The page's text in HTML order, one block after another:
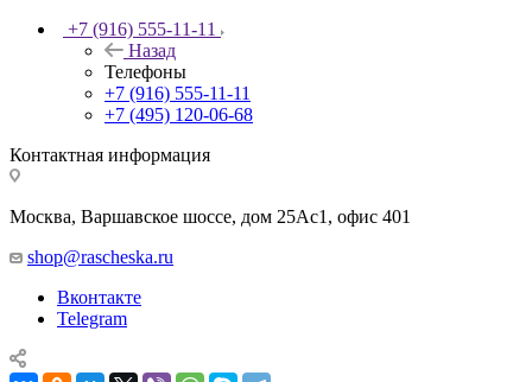
+7 (916) 555-11-11
Назад
Телефоны
+7 (916) 555-11-11
+7 (495) 120-06-68
Контактная информация
Москва, Варшавское шоссе, дом 25Аc1, офис 401
shop@rascheska.ru
Вконтакте
Telegram